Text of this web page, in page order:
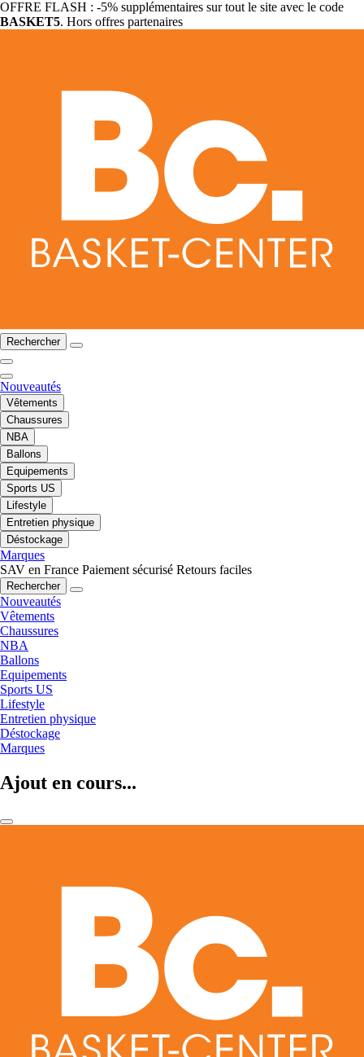
OFFRE FLASH : -5% supplémentaires sur tout le site avec le code
BASKET5. Hors offres partenaires
Rechercher
Nouveautés
Vêtements
Chaussures
NBA
Ballons
Equipements
Sports US
Lifestyle
Entretien physique
Déstockage
Marques
SAV en France Paiement sécurisé Retours faciles
Rechercher
Nouveautés
Vêtements
Chaussures
NBA
Ballons
Equipements
Sports US
Lifestyle
Entretien physique
Déstockage
Marques
Ajout en cours...